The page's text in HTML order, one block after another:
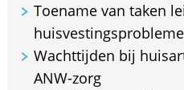
Toename van taken
Wachttijden bij
ANW-zorg